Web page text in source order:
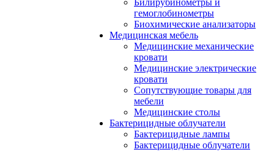
Билирубинометры и
гемоглобинометры
Биохимические анализаторы
Медицинская мебель
Медицинские механические
кровати
Медицинские электрические
кровати
Сопутствующие товары для
мебели
Медицинские столы
Бактерицидные облучатели
Бактерицидные лампы
Бактерицидные облучатели